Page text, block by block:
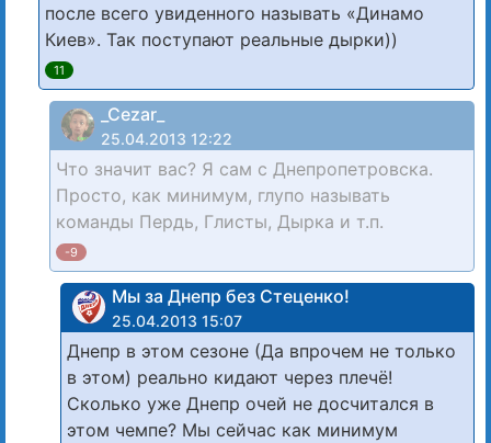
после всего увиденного называть «Динамо
Киев». Так поступают реальные дырки))
11
_Cezar_
25.04.2013 12:22
Что значит вас? Я сам с Днепропетровска.
Просто, как минимум, глупо называть
команды Пердь, Глисты, Дырка и т.п.
-9
Мы за Днепр без Стеценко!
25.04.2013 15:07
Днепр в этом сезоне (Да впрочем не только
в этом) реально кидают через плечё!
Сколько уже Днепр очей не досчитался в
этом чемпе? Мы сейчас как минимум